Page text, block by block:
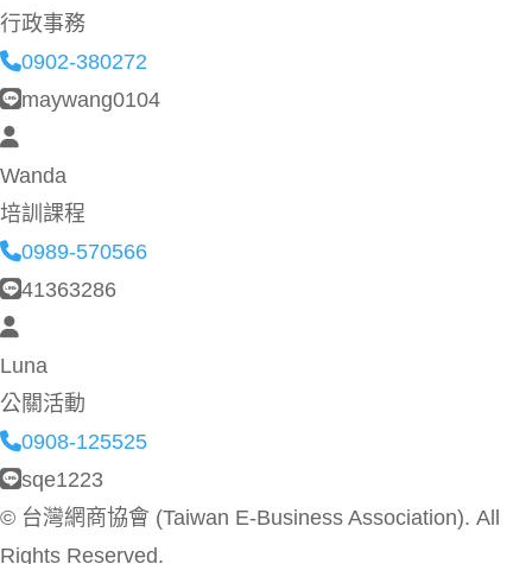
行政事務
0902-380272
maywang0104
Wanda
培訓課程
0989-570566
41363286
Luna
公關活動
0908-125525
sqe1223
© 台灣網商協會 (Taiwan E-Business Association). All
Rights Reserved.